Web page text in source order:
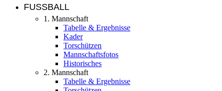
FUSSBALL
1. Mannschaft
Tabelle & Ergebnisse
Kader
Torschützen
Mannschaftsfotos
Historisches
2. Mannschaft
Tabelle & Ergebnisse